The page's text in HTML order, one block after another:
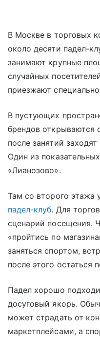
В Москве в торговых
около десяти падел-
занимают крупные
случайных
приезжают
В пустующих
брендов открываются
после занятий
Один из
«Лианозово».
Там со второго этажа
падел-клуб. Для
сценарий посещения.
«пройтись по
заняться спортом,
после этого остаться
Падел хорошо
досуговый якорь.
может страдать от
маркетплейсами, а